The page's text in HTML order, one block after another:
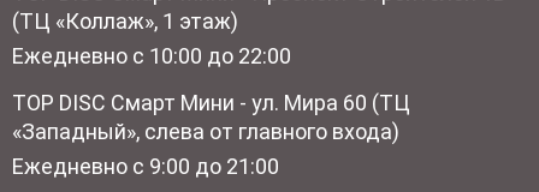
(ТЦ «Коллаж», 1 этаж)
Ежедневно с 10:00 до 22:00
TOP DISC Смарт Мини - ул. Мира 60 (ТЦ
«Западный», слева от главного входа)
Ежедневно с 9:00 до 21:00